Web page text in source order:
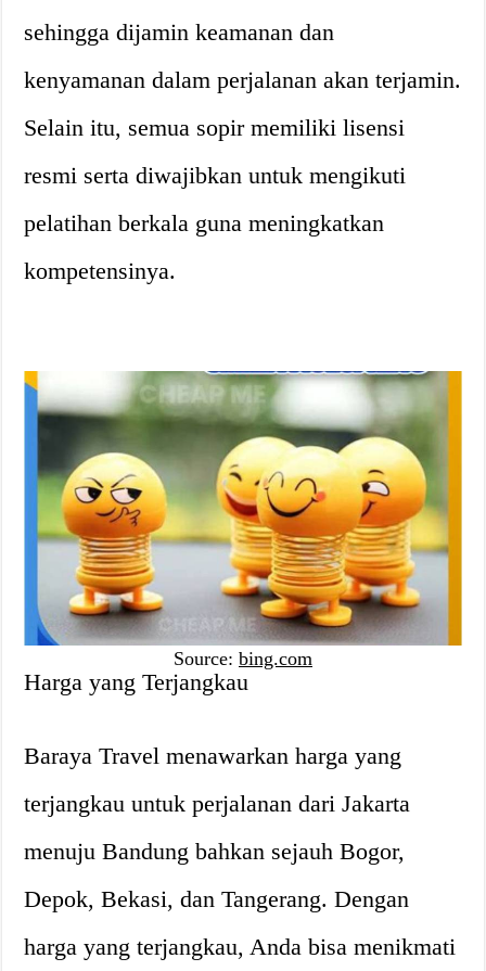
sehingga dijamin keamanan dan
kenyamanan dalam perjalanan akan terjamin.
Selain itu, semua sopir memiliki lisensi
resmi serta diwajibkan untuk mengikuti
pelatihan berkala guna meningkatkan
kompetensinya.
Source: bing.com
Harga yang Terjangkau
Baraya Travel menawarkan harga yang
terjangkau untuk perjalanan dari Jakarta
menuju Bandung bahkan sejauh Bogor,
Depok, Bekasi, dan Tangerang. Dengan
harga yang terjangkau, Anda bisa menikmati